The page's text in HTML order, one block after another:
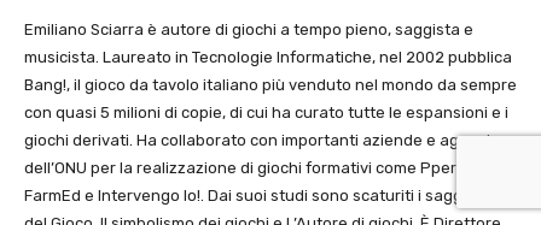
Emiliano Sciarra è autore di giochi a tempo pieno, saggista e
musicista. Laureato in Tecnologie Informatiche, nel 2002 pubblica
Bang!, il gioco da tavolo italiano più venduto nel mondo da sempre
con quasi 5 milioni di copie, di cui ha curato tutte le espansioni e i
giochi derivati. Ha collaborato con importanti aziende e agenzie
dell’ONU per la realizzazione di giochi formativi come PperD
FarmEd e Intervengo Io!. Dai suoi studi sono scaturiti i saggi L’Arte